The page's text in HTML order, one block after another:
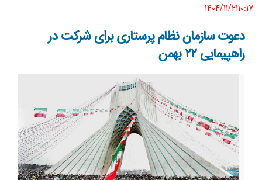
1404/11/21١٠:١٧
دعوت سازمان نظام پرستاری برای شرکت در
راهپیمایی ۲۲ بهمن